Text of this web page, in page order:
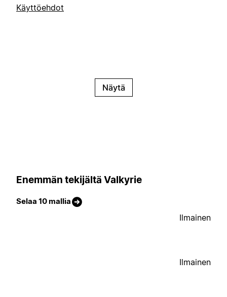
Käyttöehdot
Näytä
Enemmän tekijältä Valkyrie
Selaa 10 mallia
Ilmainen
Ilmainen